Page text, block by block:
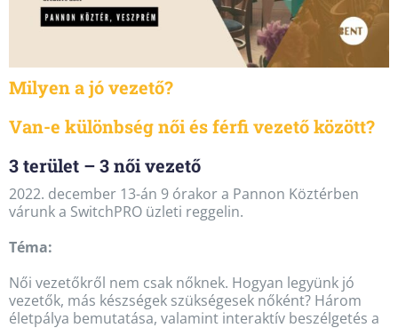
Milyen a jó vezető?
Van-e különbség női és férfi vezető között?
3 terület – 3 női vezető
2022. december 13-án 9 órakor a Pannon Köztérben
várunk a SwitchPRO üzleti reggelin.
Téma:
Női vezetőkről nem csak nőknek. Hogyan legyünk jó
vezetők, más készségek szükségesek nőként? Három
életpálya bemutatása, valamint interaktív beszélgetés a